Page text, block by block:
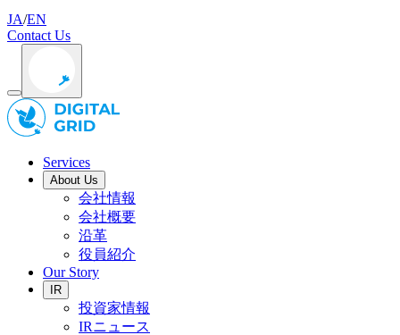
JA/EN
Contact Us
Services
About Us
会社情報
会社概要
沿革
役員紹介
Our Story
IR
投資家情報
IRニュース